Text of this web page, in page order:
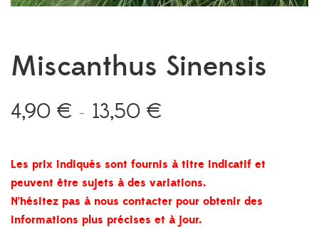
Miscanthus Sinensis
4,90 € – 13,50 €
4,90 €
à
13,50 €
Les prix indiqués sont fournis à titre indicatif et
peuvent être sujets à des variations.
N’hésitez pas à nous contacter pour obtenir des
informations plus précises et à jour.